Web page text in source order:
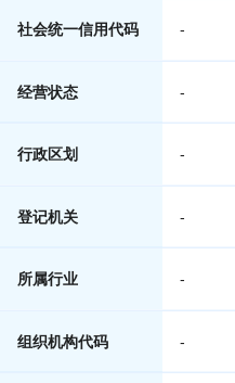
社会统一信用代码 -
经营状态 -
行政区划 -
登记机关 -
所属行业 -
组织机构代码 -